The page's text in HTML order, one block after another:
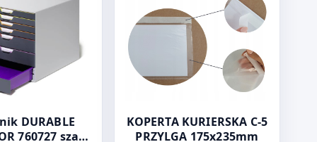
760727 szary
KOPERTA KURIERSKA C-5
PRZYLGA 175x235mm